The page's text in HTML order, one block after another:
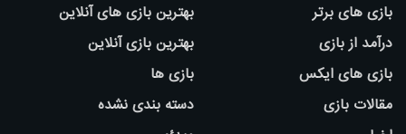
بازی های برتر
درآمد از بازی
بازی های ایکس
مقالات بازی
بهترین بازی های آنلاین
بهترین بازی آنلاین
بازی ها
دسته بندی نشده